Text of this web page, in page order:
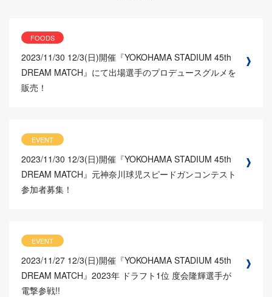
FOODS
2023/11/30 12/3(日)開催『YOKOHAMA STADIUM 45th
DREAM MATCH』にて出場選手のプロデュースグルメを
販売！
EVENT
2023/11/30 12/3(日)開催『YOKOHAMA STADIUM 45th
DREAM MATCH』元神奈川球児スピードガンコンテスト
参加者募集！
EVENT
2023/11/27 12/3(日)開催『YOKOHAMA STADIUM 45th
DREAM MATCH』2023年 ドラフト1位 度会隆輝選手が
電撃参戦!!